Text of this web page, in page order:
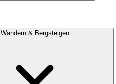
Wandern & Bergsteigen